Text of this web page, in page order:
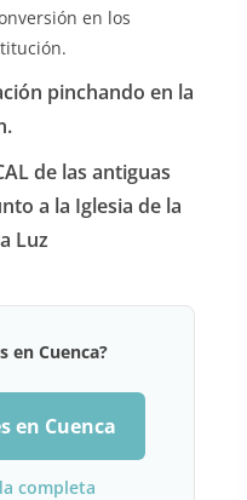
en los
pinchando en la
de las antiguas
a la Iglesia de la
Luz
en Cuenca?
en Cuenca
completa